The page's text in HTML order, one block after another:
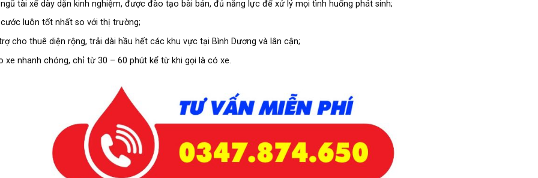
tài xế dày dặn kinh nghiệm, được đào tạo bài bản, đủ năng lực để xử lý mọi tình huống phát sinh;
cước luôn tốt nhất so với thị trường;
cho thuê diện rộng, trải dài hầu hết các khu vực tại Bình Dương và lân cận;
xe nhanh chóng, chỉ từ 30 – 60 phút kể từ khi gọi là có xe.